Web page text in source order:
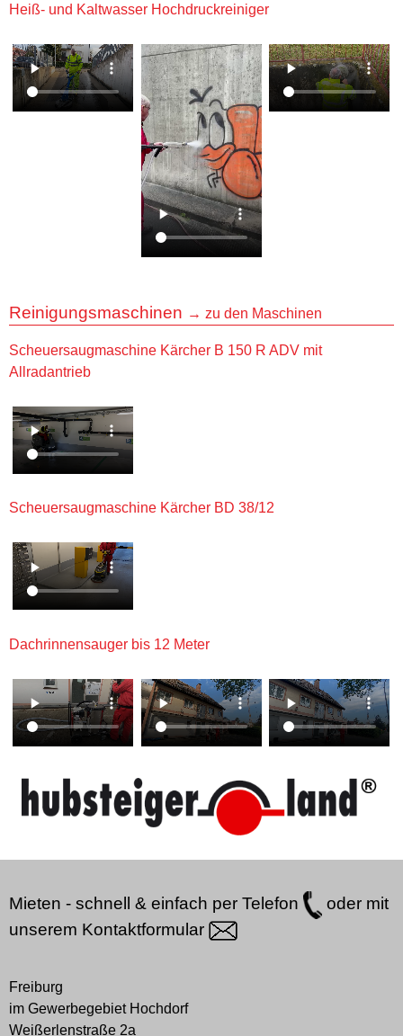
Heiß- und Kaltwasser Hochdruckreiniger
Reinigungsmaschinen → zu den Maschinen
Scheuersaugmaschine Kärcher B 150 R ADV mit
Allradantrieb
Scheuersaugmaschine Kärcher BD 38/12
Dachrinnensauger bis 12 Meter
Mieten - schnell & einfach per Telefon
oder mit
unserem Kontaktformular
Freiburg
im Gewerbegebiet Hochdorf
Weißerlenstraße 2a